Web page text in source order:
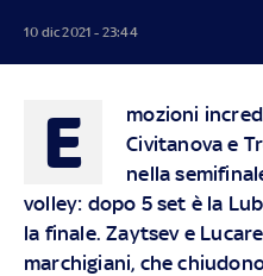
10 dic 2021 - 23:44
E
mozioni
Civitanova e
nella
volley: dopo 5 set è la
la finale. Zaytsev e
marchigiani, che